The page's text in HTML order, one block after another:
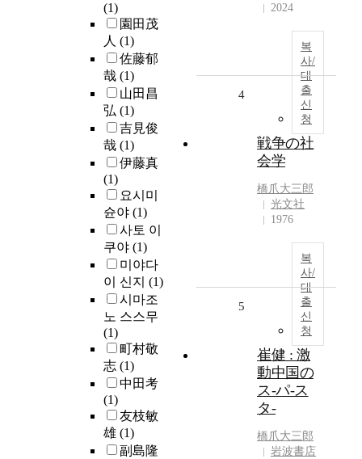
(1)
園田茂
人 (1)
佐藤郁
哉 (1)
山田昌
弘 (1)
吉見俊
哉 (1)
伊藤真
(1)
요시미
슌야 (1)
사토 이
쿠야 (1)
미야다
이 신지 (1)
시마조
노 스스무
(1)
町村敬
志 (1)
中田考
(1)
友枝敏
雄 (1)
副島隆
2024
복
사/
대
출
신
청
4
戦争の社
会学
橋爪大三郎
光文社
1976
복
사/
대
출
신
청
5
崔健 : 激
動中国の
ス-パ-ス
タ-
橋爪大三郎
岩波書店